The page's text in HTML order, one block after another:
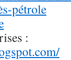
pétrole
: